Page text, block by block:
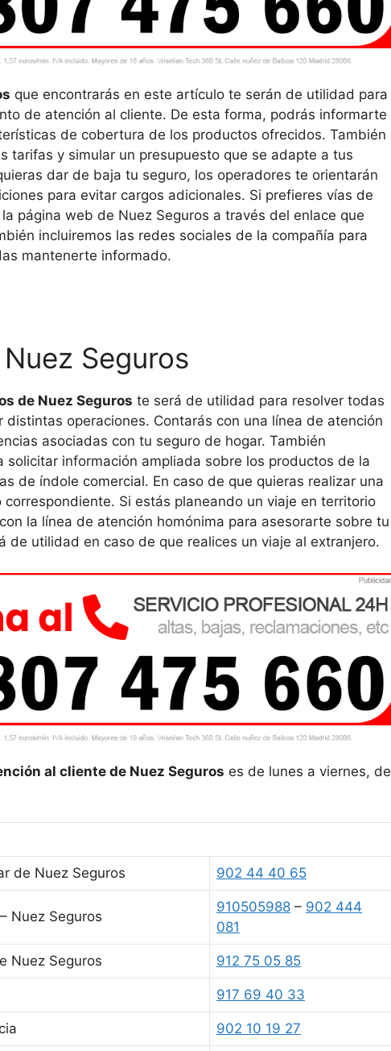
que encontrarás en este artículo te serán de utilidad para
de atención al cliente. De esta forma, podrás informarte
de cobertura de los productos ofrecidos. También
tarifas y simular un presupuesto que se adapte a tus
dar de baja tu seguro, los operadores te orientarán
para evitar cargos adicionales. Si prefieres vías de
página web de Nuez Seguros a través del enlace que
incluiremos las redes sociales de la compañía para
mantenerte informado.
Seguros
de Nuez Seguros te será de utilidad para resolver todas
operaciones. Contarás con una línea de atención
asociadas con tu seguro de hogar. También
solicitar información ampliada sobre los productos de la
de índole comercial. En caso de que quieras realizar una
Si estás planeando un viaje en territorio
la línea de atención homónima para asesorarte sobre tu
de utilidad en caso de que realices un viaje al extranjero.
al cliente de Nuez Seguros es de lunes a viernes, de
de Nuez Seguros 902 44 40 65
Nuez Seguros
910505988 – 902 444
081
Nuez Seguros 912 75 05 85
917 69 40 33
902 10 19 27